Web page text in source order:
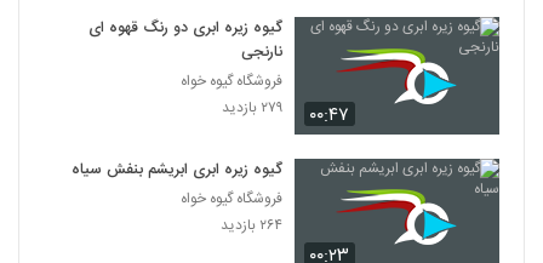
۰۰:۴۷
گیوه زیره ابری دو رنگ قهوه ای
نارنجی
فروشگاه گیوه خواه
۲۷۹ بازدید
۰۰:۲۳
گیوه زیره ابری ابریشم بنفش سیاه
فروشگاه گیوه خواه
۲۶۴ بازدید